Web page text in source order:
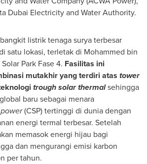
Dubai Electricity and Water Authority.
listrik tenaga surya terbesar
satu lokasi, terletak di Mohammed bin
Park Fase4. Fasilitas ini
mutakhir yang terdiri atas tower
trough solar thermalsehingga
baru sebagai menara
(CSP) tertinggi di dunia dengan
energi termal terbesar. Setelah
memasok energi hijau bagi
dan mengurangi emisi karbon
per tahun.